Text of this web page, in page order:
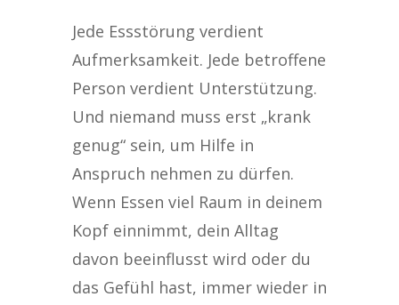
Jede Essstörung verdient
Aufmerksamkeit. Jede betroffene
Person verdient Unterstützung.
Und niemand muss erst „krank
genug“ sein, um Hilfe in
Anspruch nehmen zu dürfen.
Wenn Essen viel Raum in deinem
Kopf einnimmt, dein Alltag
davon beeinflusst wird oder du
das Gefühl hast, immer wieder in